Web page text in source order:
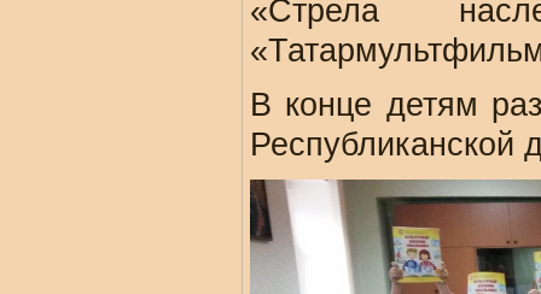
«Стрела
В конце детям
Республиканской